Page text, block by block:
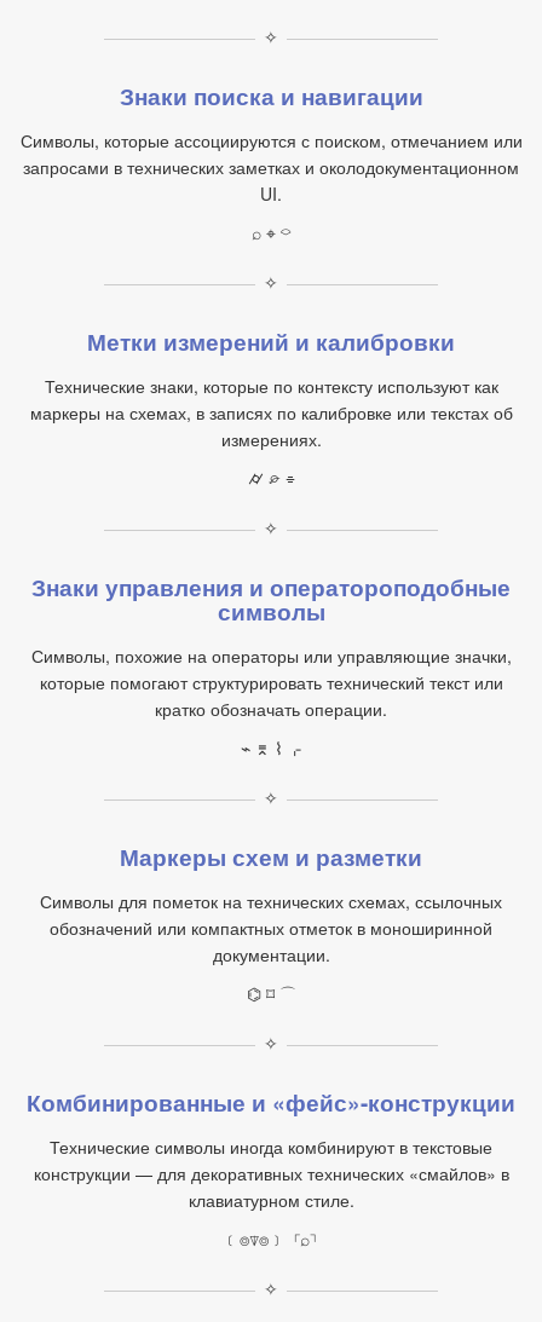
✧
Знаки поиска и навигации
Символы, которые ассоциируются с поиском, отмечанием или
запросами в технических заметках и околодокументационном
UI.
⌕ ⌖ ⌔
✧
Метки измерений и калибровки
Технические знаки, которые по контексту используют как
маркеры на схемах, в записях по калибровке или текстах об
измерениях.
⌭ ⌮ ⌯
✧
Знаки управления и оператороподобные
символы
Символы, похожие на операторы или управляющие значки,
которые помогают структурировать технический текст или
кратко обозначать операции.
⌁ ⌆ ⌇ ⌌
✧
Маркеры схем и разметки
Символы для пометок на технических схемах, ссылочных
обозначений или компактных отметок в моноширинной
документации.
⌬ ⌑ ⌒
✧
Комбинированные и «фейс»-конструкции
Технические символы иногда комбинируют в текстовые
конструкции — для декоративных технических «смайлов» в
клавиатурном стиле.
﹝⌾⍒⌾﹞ ⌈⌕⌉
✧